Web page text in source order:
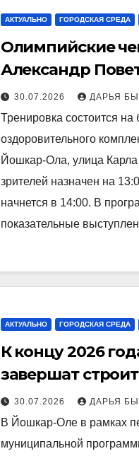
АКТУАЛЬНО ГОРОДСКАЯ СРЕДА
Олимпийские
Александр
Александр
проведут в
мастер‑класс по
30.07.2026 ДАРЬЯ
Тренировка состоится на
оздоровительного
Йошкар-Ола, улица
зрителей назначен на
начнется в 14:00. В
показательные
АКТУАЛЬНО ГОРОДСКАЯ СРЕДА
К концу 2026
завершат
девятиэтажного
расселения
зданий
30.07.2026 ДАРЬЯ
В Йошкар-Оле в рамках
муниципальной